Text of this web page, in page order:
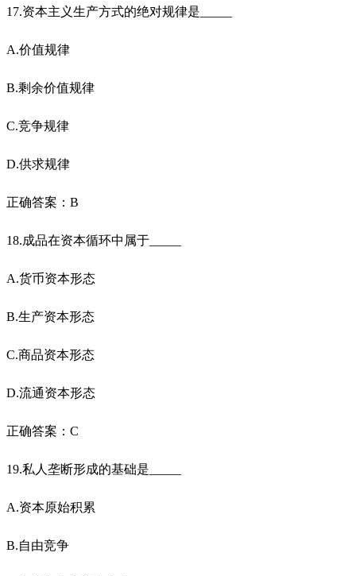
17.资本主义生产方式的绝对规律是_____
A.价值规律
B.剩余价值规律
C.竞争规律
D.供求规律
正确答案：B
18.成品在资本循环中属于_____
A.货币资本形态
B.生产资本形态
C.商品资本形态
D.流通资本形态
正确答案：C
19.私人垄断形成的基础是_____
A.资本原始积累
B.自由竞争